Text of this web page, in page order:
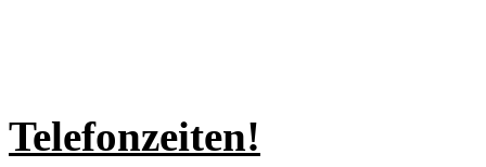
Telefonzeiten!